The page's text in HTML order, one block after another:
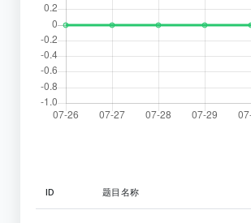
ID 题目名称